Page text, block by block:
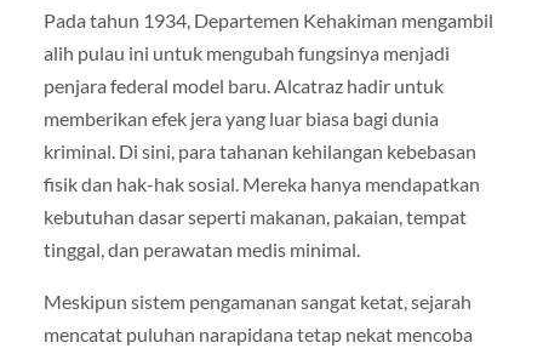
Pada tahun 1934, Departemen Kehakiman mengambil
alih pulau ini untuk mengubah fungsinya menjadi
penjara federal model baru. Alcatraz hadir untuk
memberikan efek jera yang luar biasa bagi dunia
kriminal. Di sini, para tahanan kehilangan kebebasan
fisik dan hak-hak sosial. Mereka hanya mendapatkan
kebutuhan dasar seperti makanan, pakaian, tempat
tinggal, dan perawatan medis minimal.
Meskipun sistem pengamanan sangat ketat, sejarah
mencatat puluhan narapidana tetap nekat mencoba